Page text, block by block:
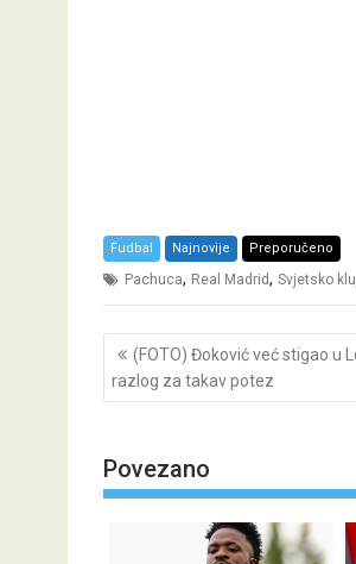
Fudbal Najnovije Preporučeno
Pachuca, Real Madrid, Svjetsko
Post
navigation
(FOTO) Đoković već stigao u
razlog za takav potez
Povezano